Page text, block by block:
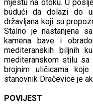
mjestu na otoku. U
budući da dolazi do
državljana koji su
Stalno je nastanjena
kamena bave i
mediteranskih biljnih
mediteranskom stilu
brojnim uličicama
stanovnik Dračevice je
POVIJEST